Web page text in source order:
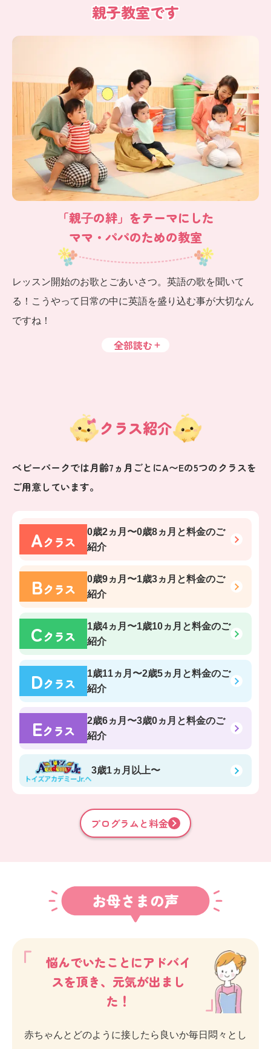
親子教室です
「親⼦の絆」をテーマにした
ママ・パパのための教室
レッスン開始のお歌とごあいさつ。英語の歌を聞いて
る！こうやって日常の中に英語を盛り込む事が大切なん
ですね！
全部読む
クラス紹介
ベビーパークでは月齢7ヵ月ごとにA〜Eの5つのクラスを
ご用意しています。
Aクラス
0歳2ヵ月〜0歳8ヵ月 と料金のご
紹介
Bクラス
0歳9ヵ月〜1歳3ヵ月 と料金のご
紹介
Cクラス
1歳4ヵ月〜1歳10ヵ月 と料金のご
紹介
Dクラス
1歳11ヵ月〜2歳5ヵ月 と料金のご
紹介
Eクラス
2歳6ヵ月〜3歳0ヵ月 と料金のご
紹介
3歳1ヵ月以上〜
プログラムと料金
お母さまの声
悩んでいたことにアドバイ
スを頂き、元気が出まし
た！
赤ちゃんとどのように接したら良いか毎日悶々とし